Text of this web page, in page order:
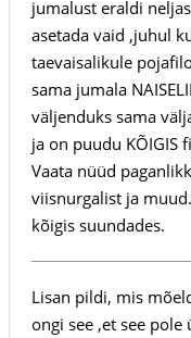
jumalust eraldi
asetada vaid ,juhul
taevaisalikule
sama jumala
väljenduks sama
ja on puudu KÕIGIS
Vaata nüüd
viisnurgalist ja
kõigis suundades.
Lisan pildi, mis
ongi see ,et see pole